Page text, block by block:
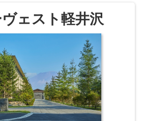
ェスト軽井沢